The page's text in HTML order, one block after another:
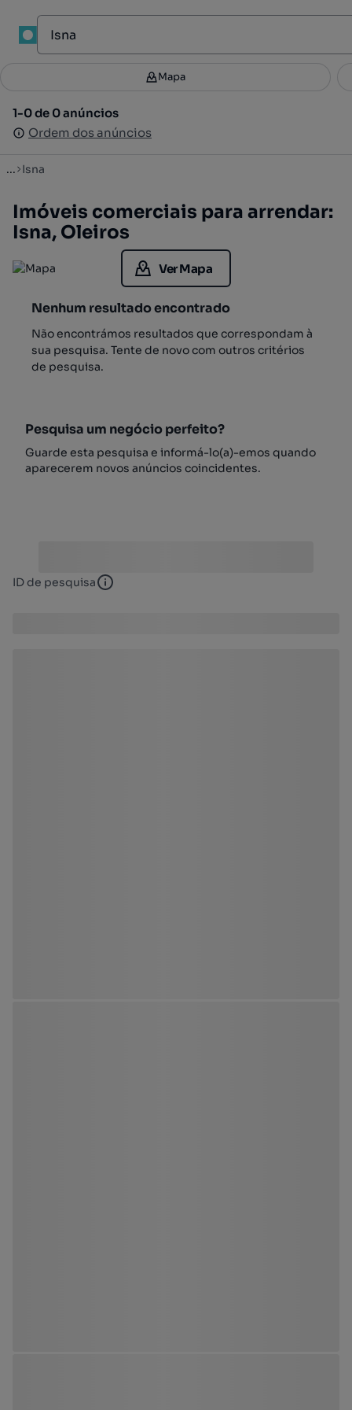
Filtros 3
1-0 de 0 anúncios
Ordem dos anúncios
Mapa
1-0 de 0 anúncios
Ordem dos anúncios
... Isna
Imóveis comerciais para arrendar:
Isna, Oleiros
Ver Mapa
Nenhum resultado encontrado
Não encontrámos resultados que correspondam à
sua pesquisa. Tente de novo com outros critérios
de pesquisa.
Pesquisa um negócio perfeito?
Guarde esta pesquisa e informá-lo(a)-emos quando
aparecerem novos anúncios coincidentes.
ID de pesquisa ID de pesquisa